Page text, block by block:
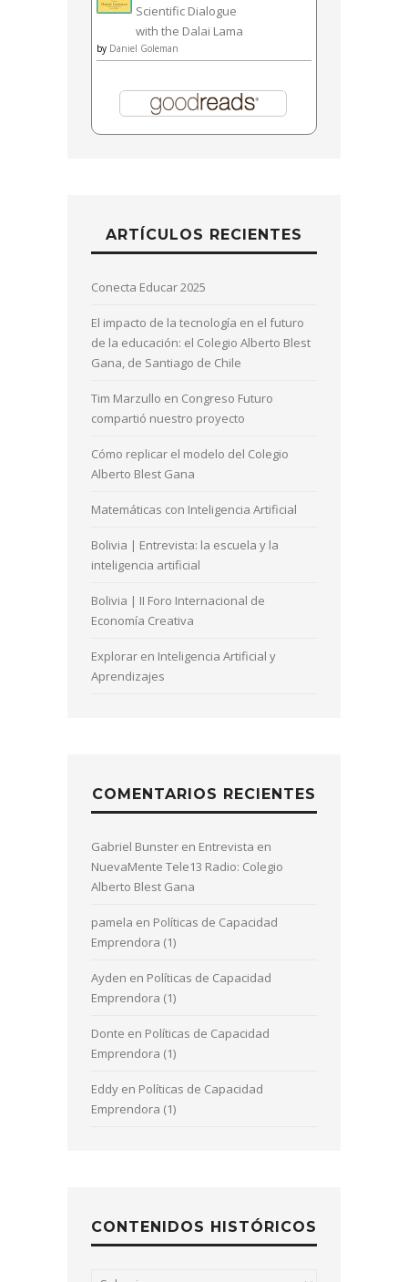
Scientific Dialogue
with the Dalai Lama
by Daniel Goleman
ARTÍCULOS RECIENTES
Conecta Educar 2025
El impacto de la tecnología en el futuro
de la educación: el Colegio Alberto Blest
Gana, de Santiago de Chile
Tim Marzullo en Congreso Futuro
compartió nuestro proyecto
Cómo replicar el modelo del Colegio
Alberto Blest Gana
Matemáticas con Inteligencia Artificial
Bolivia | Entrevista: la escuela y la
inteligencia artificial
Bolivia | II Foro Internacional de
Economía Creativa
Explorar en Inteligencia Artificial y
Aprendizajes
COMENTARIOS RECIENTES
Gabriel Bunster en Entrevista en
NuevaMente Tele13 Radio: Colegio
Alberto Blest Gana
pamela en Políticas de Capacidad
Emprendora (1)
Ayden en Políticas de Capacidad
Emprendora (1)
Donte en Políticas de Capacidad
Emprendora (1)
Eddy en Políticas de Capacidad
Emprendora (1)
CONTENIDOS HISTÓRICOS
Contenidos